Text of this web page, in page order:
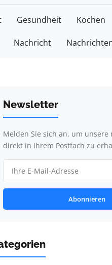
Gesundheit Kochen
Nachricht
Newsletter
Melden Sie sich an, um unsere
direkt in Ihrem Postfach zu
Abonnieren